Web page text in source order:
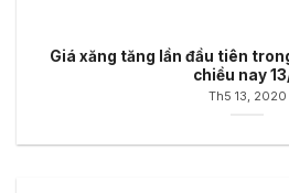
Giá xăng tăng lần đầu tiên
chiều nay
Th5 13, 2020